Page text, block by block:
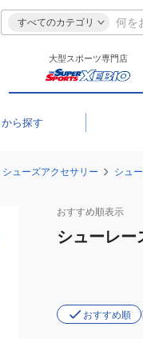
すべてのカテゴリ
大型スポーツ専門店
シューズアクセサリー シュ
おすすめ順表示
シューレー
おすすめ順